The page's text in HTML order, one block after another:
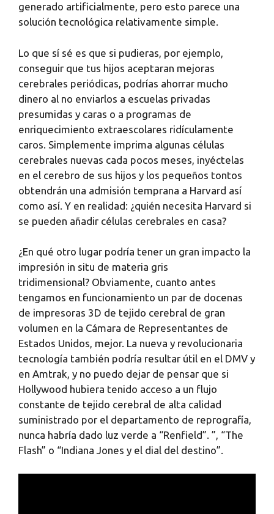
generado artificialmente, pero esto parece una
solución tecnológica relativamente simple.
Lo que sí sé es que si pudieras, por ejemplo,
conseguir que tus hijos aceptaran mejoras
cerebrales periódicas, podrías ahorrar mucho
dinero al no enviarlos a escuelas privadas
presumidas y caras o a programas de
enriquecimiento extraescolares ridículamente
caros. Simplemente imprima algunas células
cerebrales nuevas cada pocos meses, inyéctelas
en el cerebro de sus hijos y los pequeños tontos
obtendrán una admisión temprana a Harvard así
como así. Y en realidad: ¿quién necesita Harvard si
se pueden añadir células cerebrales en casa?
¿En qué otro lugar podría tener un gran impacto la
impresión in situ de materia gris
tridimensional? Obviamente, cuanto antes
tengamos en funcionamiento un par de docenas
de impresoras 3D de tejido cerebral de gran
volumen en la Cámara de Representantes de
Estados Unidos, mejor. La nueva y revolucionaria
tecnología también podría resultar útil en el DMV y
en Amtrak, y no puedo dejar de pensar que si
Hollywood hubiera tenido acceso a un flujo
constante de tejido cerebral de alta calidad
suministrado por el departamento de reprografía,
nunca habría dado luz verde a “Renfield”. ”, “The
Flash” o “Indiana Jones y el dial del destino”.